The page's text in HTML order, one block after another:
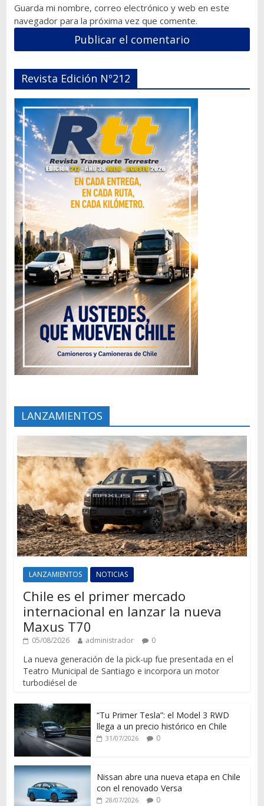
Guarda mi nombre, correo electrónico y web en este
navegador para la próxima vez que comente.
Revista Edición Nº212
LANZAMIENTOS
LANZAMIENTOS NOTICIAS
Chile es el primer mercado
internacional en lanzar la nueva
Maxus T70
05/08/2026 administrador 0
La nueva generación de la pick-up fue presentada en el
Teatro Municipal de Santiago e incorpora un motor
turbodiésel de
“Tu Primer Tesla”: el Model 3 RWD
llega a un precio histórico en Chile
31/07/2026 0
Nissan abre una nueva etapa en Chile
con el renovado Versa
28/07/2026 0